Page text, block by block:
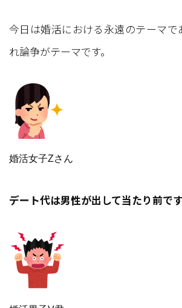
今日は婚活における永遠のテーマで
れ論争がテーマです。
婚活女子Zさん
デート代は男性が出して当たり前で